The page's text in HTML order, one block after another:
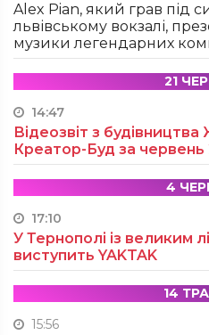
Alex Pian, який грав під
львівському вокзалі,
музики легендарних
21
14:47
Відеозвіт з
Креатор-Буд за червень
4
17:10
У Тернополі із великим
виступить YAKTAK
14
15:56